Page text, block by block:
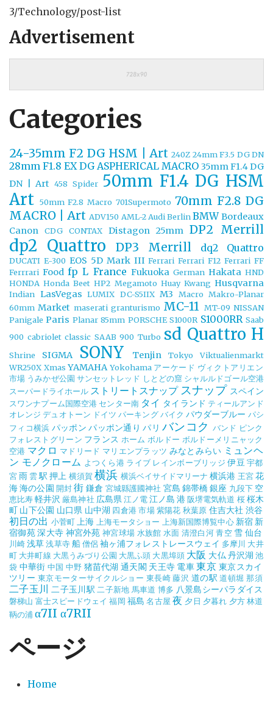
3/Technology/post-list
Advertisement
Categories
24-35mm F2 DG HSM | Art 240Z 24mm F3.5 DG DN
28mm F1.8 EX DG ASPHERICAL MACRO 35mm F1.4 DG
DN | Art 458 Spider 50mm F1.4 DG HSM
Art 50mm F2.8 Macro 701Supermoto 70mm F2.8 DG
MACRO | Art ADV150 AML-2 Audi Berlin BMW Bordeaux
Canon
CDG CONTAX Distagon 25mm DP2 Merrill
dp2 Quattro DP3 Merrill dq2 Quattro
DUCATI E-300 EOS 5D Mark III Ferrari Ferrari F12 Ferrari FF
Ferrrari Food fp L France Fukuoka German Hakata HND
HONDA Honda Beet HP2 Megamoto Huay Kwang Husqvarna
Indian LasVegas LUMIX DC-S5IIX M3 Macro Makro-Planar
60mm Market maserati granturismo MC-11 MT-09 NISSAN
Panigale Paris Planar 85mm PORSCHE S1000R S1000RR Saab
900 cabriolet classic SAAB 900 Turbo sd Quattro H
Shrine SIGMA SONY Tenjin Tokyo
Viktualienmarkt
WR250X Xmas YAMAHA Yokohama アーケード ヴィクトアリエン
市場 うみかぜ公園 サンセットレッド しとどの窟 シャルルドゴール空港
スーパードライホール ストリートスナップ スナップ スペイン
スワンナプーム国際空港 センター南 タイ タイランド ティールアンド
オレンジ デュオトーン ドイツ パーキング バイク パウダーブルー パシ
フィコ横浜 パッポン パッポン通り パリ バンコク バンド ピンク
フォレストグリーン フランス ホーム ボルドー ボルドーメリニャック
空港 マクロ マドリード マリエンプラッツ みなとみらい ミュンヘ
ン モノクローム よつくら港 ライブ レインボーブリッジ 伊豆 宇都
宮雨 雲 駅 押上 横須賀 横浜 横浜ベイサイドマリーナ 横浜港 王宮 花
海海の公園 開封街 鎌倉 宮城縣護國神社 宮島 錦帯橋銀座 九段下 空
恵比寿軽井沢 厳島神社 広島県 江ノ電江ノ島 港 阪堺電気軌道 桜 桜木
町 山下公園 山口県 山中湖 四倉港 市場 紫陽花 秋葉原 住吉大社 渋谷
初日の出 小菅町上海 上海モータショー 上海新国際博覧中心 新宿 新
宿御苑深大寺 神宮外苑 神宮球場 水族館 水面 清澄白河 青空 雪 仙台
川崎 浅草 浅草寺 船僧侶 袖ヶ浦フォレストレースウェイ 多摩川 大井
町 大井町線 大黒うみづり公園 大黒ふ頭 大黒埠頭 大阪 大仏丹沢湖 池
袋 中華街 中国 中野 猪苗代湖 通天閣 天王寺 電車東京 東京スカイ
ツリー 東京モーターサイクルショー 東長崎 藤沢 道の駅 道頓堀 那須
二子玉川 二子玉川駅 二子新地 馬車道 博多 八景島シーパラダイス
磐梯山 富士スピードウェイ 福岡 福島 名古屋 夜 夕日 夕暮れ 夕方林道
鞆の浦α7II α7RII
ページ
Home